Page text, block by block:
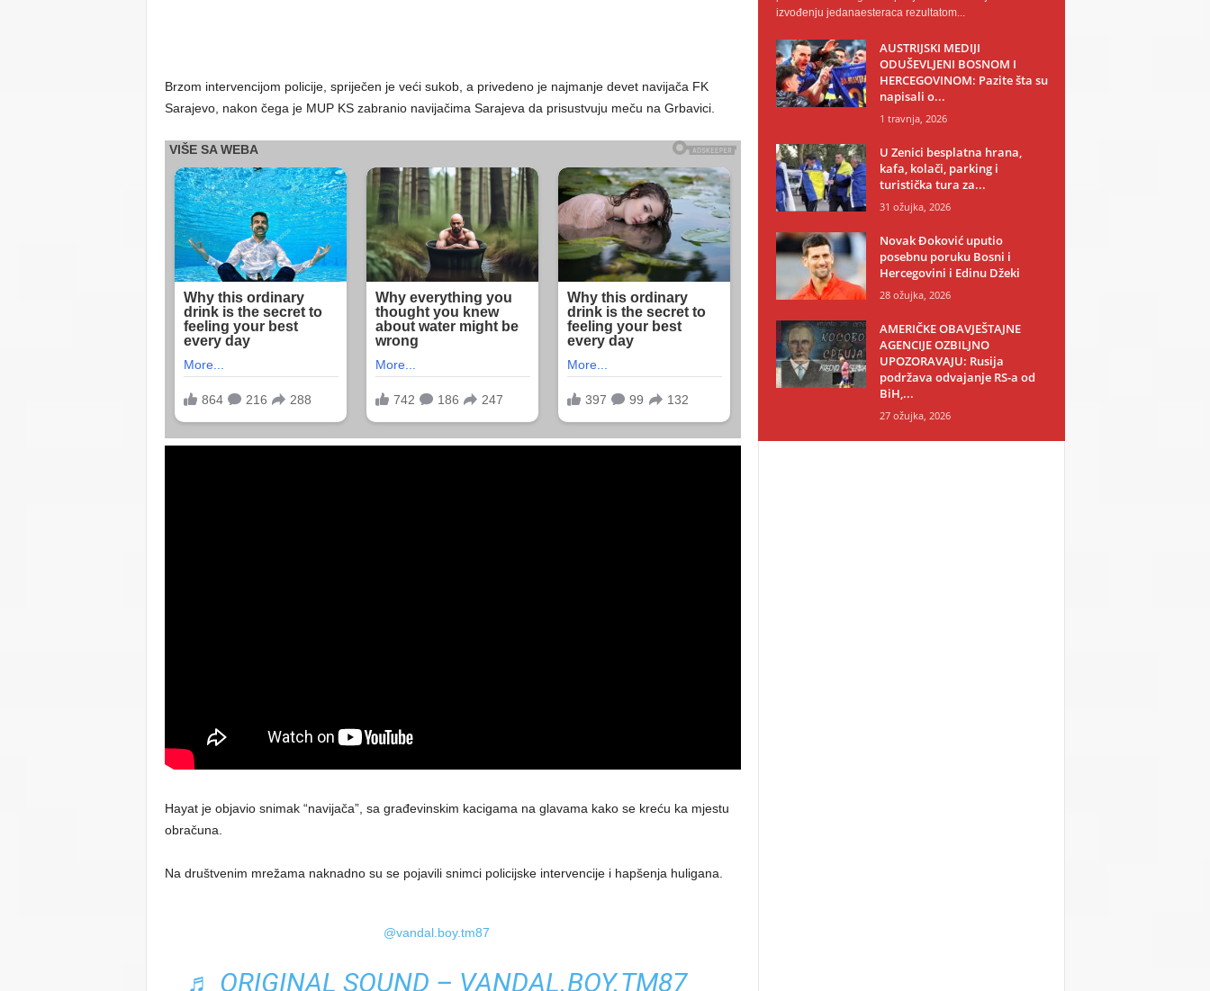
Brzom intervencijom policije, spriječen je veći sukob, a privedeno je najmanje devet navijača FK
Sarajevo, nakon čega je MUP KS zabranio navijačima Sarajeva da prisustvuju meču na Grbavici.
Hayat je objavio snimak “navijača”, sa građevinskim kacigama na glavama kako se kreću ka mjestu
obračuna.
Na društvenim mrežama naknadno su se pojavili snimci policijske intervencije i hapšenja huligana.
@vandal.boy.tm87
♬ ORIGINAL SOUND – VANDAL.BOY.TM87
izvođenju jedanaesteraca rezultatom...
AUSTRIJSKI MEDIJI
ODUŠEVLJENI BOSNOM I
HERCEGOVINOM: Pazite šta su
napisali o...
1 travnja, 2026
U Zenici besplatna hrana,
kafa, kolači, parking i
turistička tura za...
31 ožujka, 2026
Novak Đoković uputio
posebnu poruku Bosni i
Hercegovini i Edinu Džeki
28 ožujka, 2026
AMERIČKE OBAVJEŠTAJNE
AGENCIJE OZBILJNO
UPOZORAVAJU: Rusija
podržava odvajanje RS-a od
BiH,...
27 ožujka, 2026